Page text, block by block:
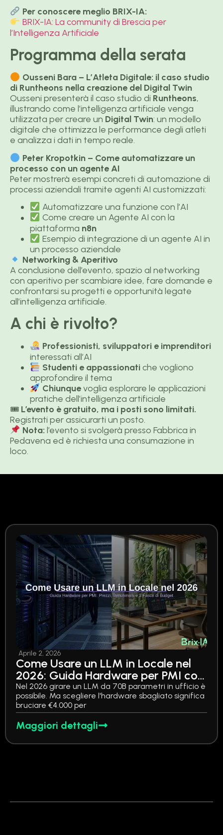
Per conoscere meglio BRIX-IA:
BRIX-IA: La community di Brescia per
l’Intelligenza Artificiale
Programma della serata
Ousseni Bara – L’Atleta Digitale: il caso studio
di Runtheons nella creazione del Digital Twin
Ousseni presenterà il caso studio di Runtheons,
illustrando come l’intelligenza artificiale venga
utilizzata per creare un Digital Twin: un modello
digitale che ottimizza le performance degli atleti
e analizza i dati in tempo reale.
Peter Kropotkin – Come automatizzare un
processo con un agente AI
Peter mostrerà esempi concreti di automazione di
processi aziendali tramite agenti AI customizzati:
Automatizzare una funzione con l’AI
Come creare un Agente AI con la
piattaforma n8n
Esempio di integrazione di un agente AI in
un processo aziendale
Networking & Aperitivo
A conclusione dell’evento, spazio al networking
con aperitivo per scambiare idee, fare domande e
confrontarsi su progetti e opportunità legate
all’intelligenza artificiale.
A chi è rivolto?
Professionisti, sviluppatori e imprenditori
interessati all’AI
Studenti e appassionatiche vogliono
approfondire il tema
Chiunquevoglia esplorare le applicazioni
pratiche dell’intelligenza artificiale
🎟 L’evento è gratuito, ma i posti sono limitati.
Registrati per assicurarti un posto.
Nota: l’evento si svolgerà presso Fabbrica in
Pedavena ed è richiesta una consumazione in
loco.
Aprile 2, 2026
Come Usare un LLM in Locale nel
2026: Guida Hardware per PMI con
Prezzi, Benchmark e 3 Fasce di
Budget
Nel 2026 girare un LLM da 70B parametri in ufficio è
possibile. Ma scegliere l'hardware sbagliato significa
bruciare €4.000 per
Maggiori dettagli